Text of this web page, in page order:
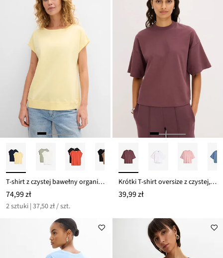
T-shirt z czystej bawełny organicznej (2 szt.)
74,99 zł
2 sztuki | 37,50 zł / szt.
Krótki T-shirt oversize z czystej, grubej bawełny organicznej
39,99 zł